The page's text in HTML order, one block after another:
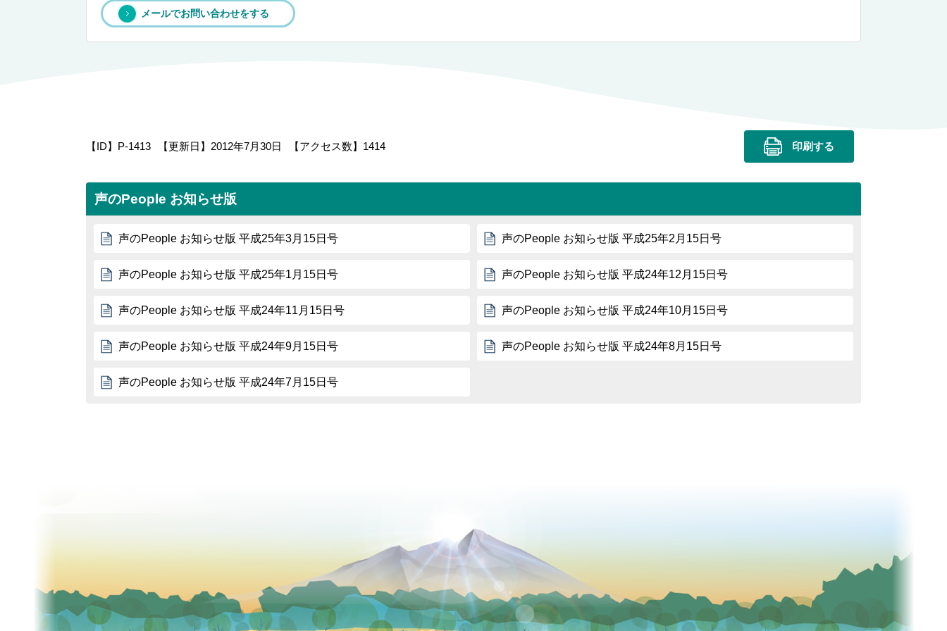
メールでお問い合わせをする
【ID】 P-1413 【更新日】 2012年7月30日 【アクセス数】 1414 印刷する
声のPeople お知らせ版
声のPeople お知らせ版 平成25年3月15日号 声のPeople お知らせ版 平成25年2月15日号
声のPeople お知らせ版 平成25年1月15日号 声のPeople お知らせ版 平成24年12月15日号
声のPeople お知らせ版 平成24年11月15日号 声のPeople お知らせ版 平成24年10月15日号
声のPeople お知らせ版 平成24年9月15日号 声のPeople お知らせ版 平成24年8月15日号
声のPeople お知らせ版 平成24年7月15日号